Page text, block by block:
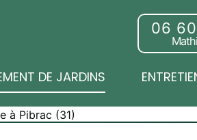
DE JARDINS
06
à Pibrac (31)